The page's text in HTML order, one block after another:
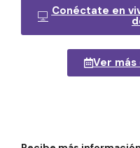
Conéctate en
Ver más